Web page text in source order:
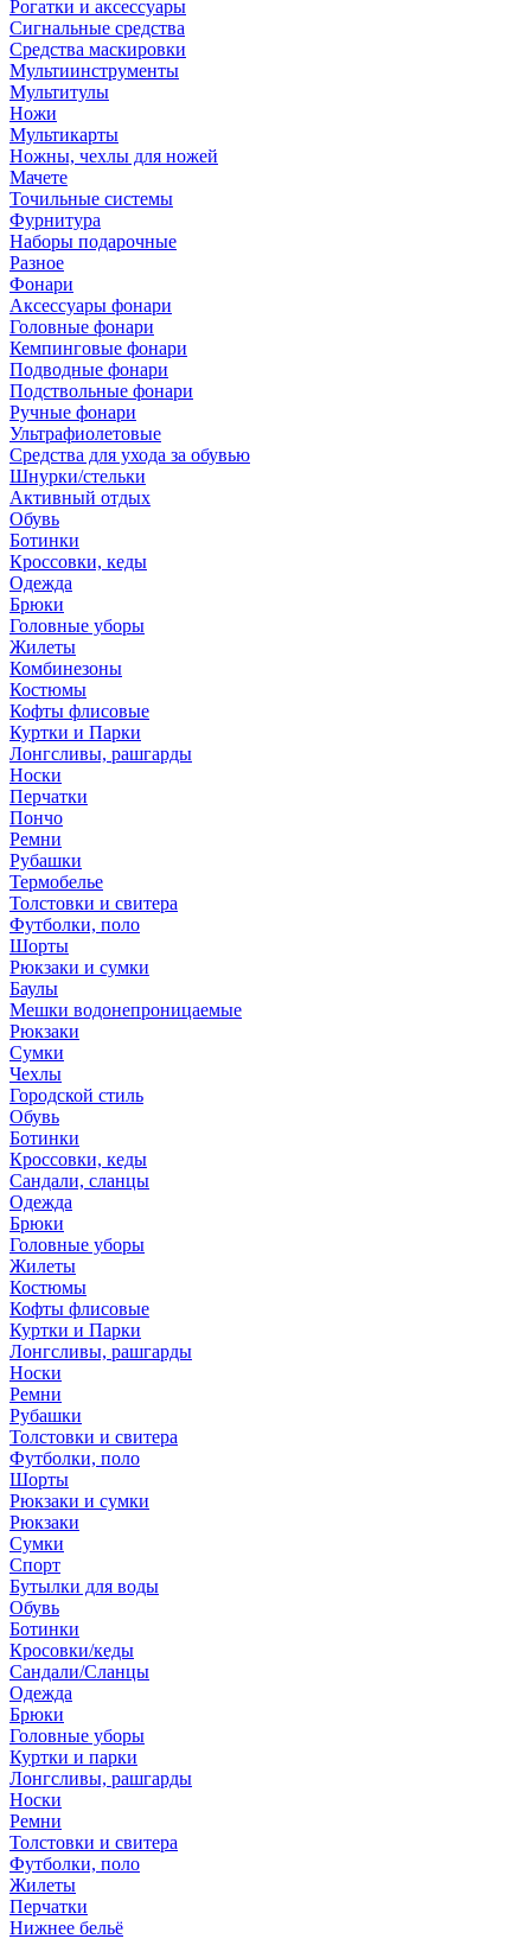
Рогатки и аксессуары
Сигнальные средства
Средства маскировки
Мультиинструменты
Мультитулы
Ножи
Мультикарты
Ножны, чехлы для ножей
Мачете
Точильные системы
Фурнитура
Наборы подарочные
Разное
Фонари
Аксессуары фонари
Головные фонари
Кемпинговые фонари
Подводные фонари
Подствольные фонари
Ручные фонари
Ультрафиолетовые
Средства для ухода за обувью
Шнурки/стельки
Активный отдых
Обувь
Ботинки
Кроссовки, кеды
Одежда
Брюки
Головные уборы
Жилеты
Комбинезоны
Костюмы
Кофты флисовые
Куртки и Парки
Лонгсливы, рашгарды
Носки
Перчатки
Пончо
Ремни
Рубашки
Термобелье
Толстовки и свитера
Футболки, поло
Шорты
Рюкзаки и сумки
Баулы
Мешки водонепроницаемые
Рюкзаки
Сумки
Чехлы
Городской стиль
Обувь
Ботинки
Кроссовки, кеды
Сандали, сланцы
Одежда
Брюки
Головные уборы
Жилеты
Костюмы
Кофты флисовые
Куртки и Парки
Лонгсливы, рашгарды
Носки
Ремни
Рубашки
Толстовки и свитера
Футболки, поло
Шорты
Рюкзаки и сумки
Рюкзаки
Сумки
Спорт
Бутылки для воды
Обувь
Ботинки
Кросовки/кеды
Сандали/Сланцы
Одежда
Брюки
Головные уборы
Куртки и парки
Лонгсливы, рашгарды
Носки
Ремни
Толстовки и свитера
Футболки, поло
Жилеты
Перчатки
Нижнее бельё